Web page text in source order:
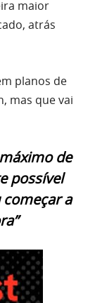
maior
atrás
planos de
mas que vai
de
possível
a